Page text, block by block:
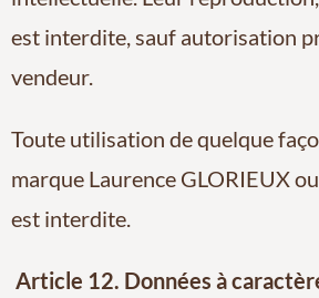
est interdite, sauf autorisation
vendeur.
Toute utilisation de quelque
marque Laurence GLORIEUX
est interdite.
Article 12. Données à